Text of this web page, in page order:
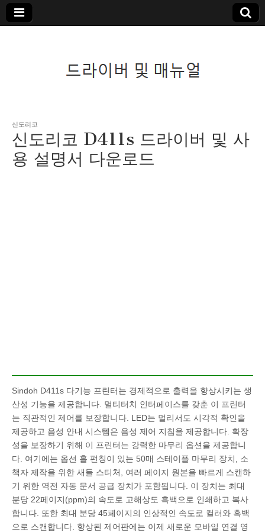
드라이버 및 매뉴
얼
신도리코
신도리코 D411s 드라이버 및 사
용 설명서 다운로드
Sindoh D411s 다기능 프린터는 경제적으로 출력을 향상시키는 생
산성 기능을 제공합니다. 멀티터치 인터페이스를 갖춘 이 프린터
는 직관적인 제어를 보장합니다. LED는 멀리서도 시각적 확인을
제공하고 음성 안내 시스템은 음성 제어 지침을 제공합니다. 확장
성을 보장하기 위해 이 프린터는 강력한 마무리 옵션을 제공합니
다. 여기에는 옵션 홀 펀칭이 있는 50매 스테이플 마무리 장치, 소
책자 제작을 위한 새들 스티처, 여러 페이지 원본을 빠르게 스캔하
기 위한 역전 자동 문서 공급 장치가 포함됩니다. 이 장치는 최대
분당 22페이지(ppm)의 속도로 고해상도 흑백으로 인쇄하고 복사
합니다. 또한 최대 분당 45페이지의 인상적인 속도로 컬러와 흑백
으로 스캔합니다. 향상된 제어판에는 이제 새로운 모바일 연결 영